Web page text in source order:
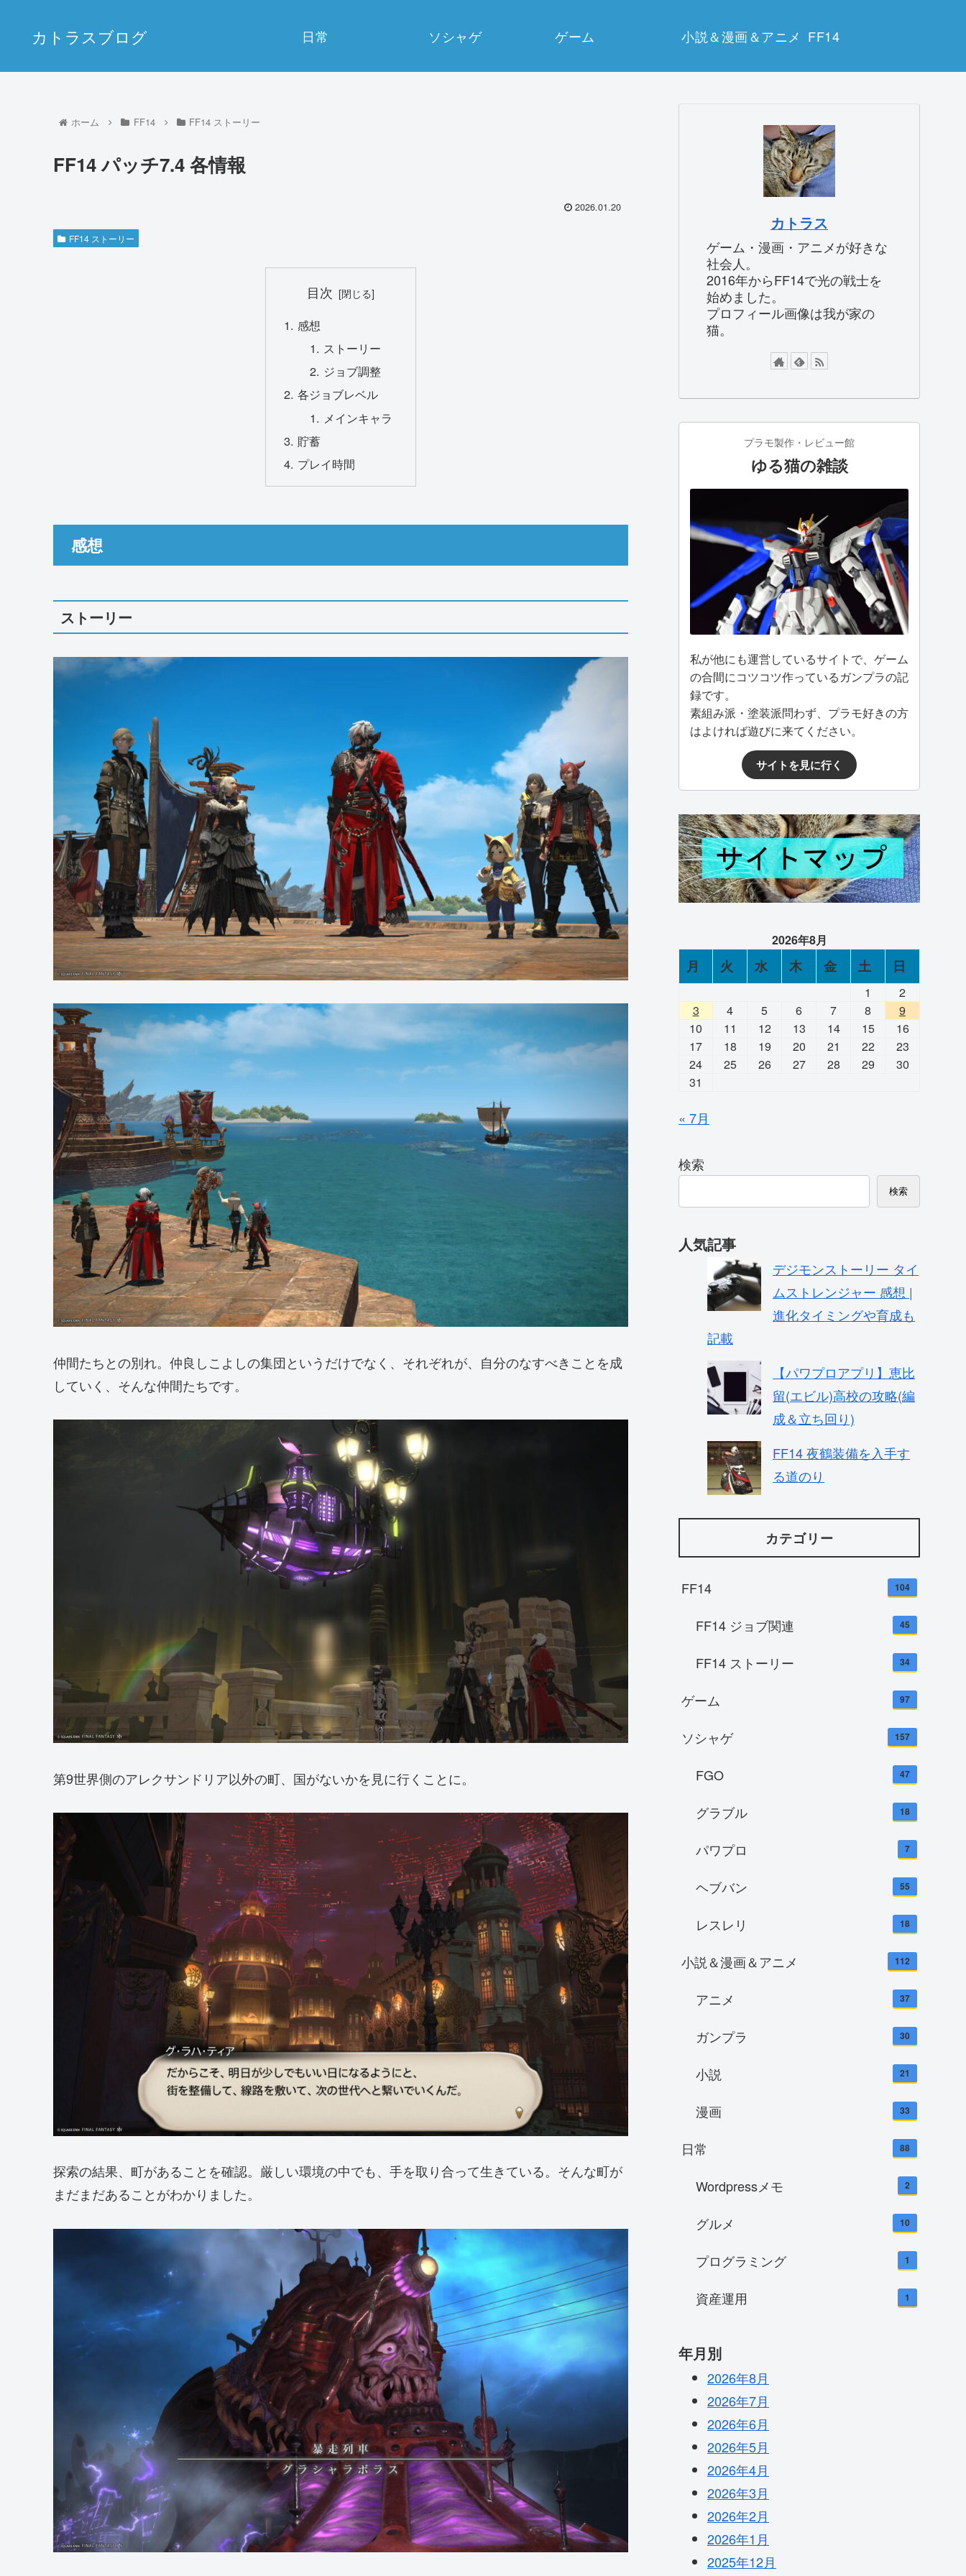
カトラスブログ 日常 ソシャゲ ゲーム 小説＆漫画＆アニメ FF14
ホーム FF14 FF14 ストーリー
FF14 パッチ7.4 各情報
2026.01.20
FF14 ストーリー
目次
感想
ストーリー
ジョブ調整
各ジョブレベル
メインキャラ
貯蓄
プレイ時間
感想
ストーリー
仲間たちとの別れ。仲良しこよしの集団というだけでなく、それぞれが、自分のなすべきことを成
していく、そんな仲間たちです。
第9世界側のアレクサンドリア以外の町、国がないかを見に行くことに。
探索の結果、町があることを確認。厳しい環境の中でも、手を取り合って生きている。そんな町が
まだまだあることがわかりました。
カトラス
ゲーム・漫画・アニメが好きな
社会人。
2016年からFF14で光の戦士を
始めました。
プロフィール画像は我が家の
猫。
プラモ製作・レビュー館
ゆる猫の雑談
私が他にも運営しているサイトで、ゲーム
の合間にコツコツ作っているガンプラの記
録です。
素組み派・塗装派問わず、プラモ好きの方
はよければ遊びに来てください。
サイトを見に行く
2026年8月
月 火 水 木 金 土 日
1
2
3
4 5 6 7 8
9
10
11 12 13 14 15
16
17
18 19 20 21 22
23
24
25 26 27 28 29
30
31
« 7月
検索
検索
人気記事
デジモンストーリー タイ
ムストレンジャー 感想 |
進化タイミングや育成も
記載
【パワプロアプリ】恵比
留(エビル)高校の攻略(編
成＆立ち回り)
FF14 夜鶴装備を入手す
る道のり
カテゴリー
FF14 104
FF14 ジョブ関連 45
FF14 ストーリー 34
ゲーム 97
ソシャゲ 157
FGO 47
グラブル 18
パワプロ 7
ヘブバン 55
レスレリ 18
小説＆漫画＆アニメ 112
アニメ 37
ガンプラ 30
小説 21
漫画 33
日常 88
Wordpressメモ 2
グルメ 10
プログラミング 1
資産運用 1
年月別
2026年8月
2026年7月
2026年6月
2026年5月
2026年4月
2026年3月
2026年2月
2026年1月
2025年12月